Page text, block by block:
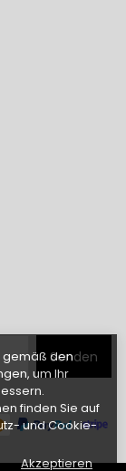
gemäß den
um Ihr
finden Sie auf
und Cookie-
Akzeptieren
Senden